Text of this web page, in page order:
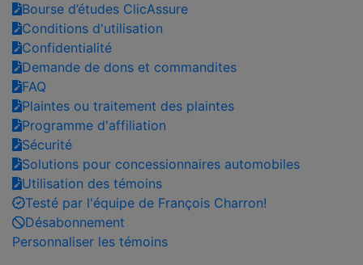
Bourse d’études ClicAssure
Conditions d'utilisation
Confidentialité
Demande de dons et commandites
FAQ
Plaintes ou traitement des plaintes
Programme d'affiliation
Sécurité
Solutions pour concessionnaires automobiles
Utilisation des témoins
Testé par l'équipe de François Charron!
Désabonnement
Personnaliser les témoins